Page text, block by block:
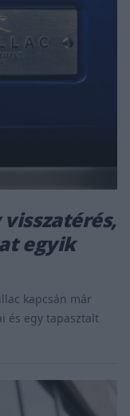
egyik
kapcsán már
és egy tapasztalt